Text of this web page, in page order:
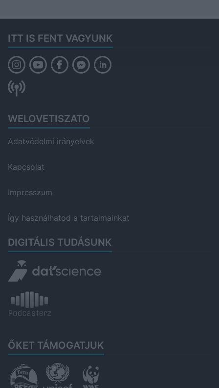
ITT IS FENT VAGYUNK
WELOVETISZATO
Adatvédelmi irányelvek
Kapcsolat
Impresszum
Így használhatod a tartalmainkat
DIGITÁLIS TUDÁSUNK
ŐKET TÁMOGATJUK